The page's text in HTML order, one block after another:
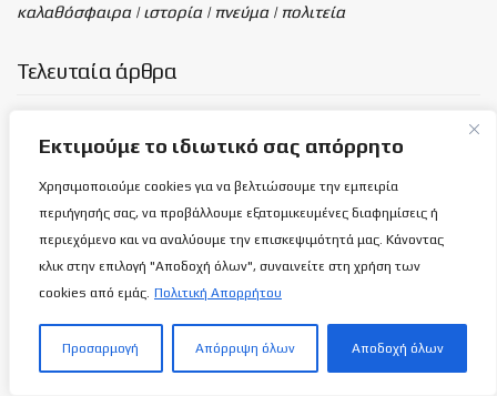
Εκτιμούμε το ιδιωτικό σας απόρρητο
Χρησιμοποιούμε cookies για να βελτιώσουμε την εμπειρία
περιήγησής σας, να προβάλλουμε εξατομικευμένες διαφημίσεις ή
περιεχόμενο και να αναλύουμε την επισκεψιμότητά μας. Κάνοντας
κλικ στην επιλογή "Αποδοχή όλων", συναινείτε στη χρήση των
cookies από εμάς. Πολιτική Απορρήτου
Προσαρμογή Απόρριψη όλων Αποδοχή όλων
καλαθόσφαιρα | ιστορία | πνεύμα | πολιτεία
Τελευταία άρθρα
✍️Δύναμη σου είναι το πνεύμα σου…
8 ΑΥΓΟΎΣΤΟΥ 2026
Εθνική Γυναικών Κ16: Η φωτογράφηση!
7 ΑΥΓΟΎΣΤΟΥ 2026
Αντετοκούμπρος!
7 ΑΥΓΟΎΣΤΟΥ 2026